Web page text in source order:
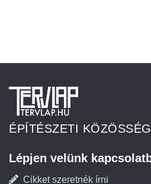
ÉPÍTÉSZETI
Lépjen velünk
Cikket szeretnék írni